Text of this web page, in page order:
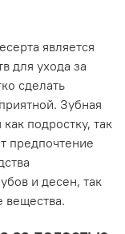
является
для ухода за
сделать
Зубная
подростку, так
предпочтение
и десен, так
вещества.